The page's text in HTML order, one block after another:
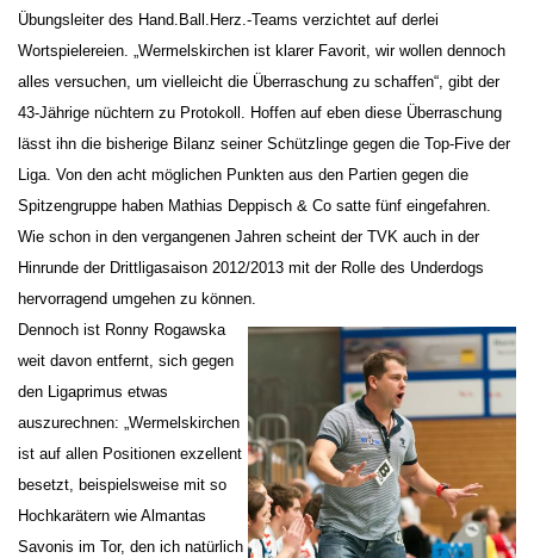
Übungsleiter des Hand.Ball.Herz.-Teams verzichtet auf derlei
Wortspielereien. „Wermelskirchen ist klarer Favorit, wir wollen dennoch
alles versuchen, um vielleicht die Überraschung zu schaffen“, gibt der
43-Jährige nüchtern zu Protokoll. Hoffen auf eben diese Überraschung
lässt ihn die bisherige Bilanz seiner Schützlinge gegen die Top-Five der
Liga. Von den acht möglichen Punkten aus den Partien gegen die
Spitzengruppe haben Mathias Deppisch & Co satte fünf eingefahren.
Wie schon in den vergangenen Jahren scheint der TVK auch in der
Hinrunde der Drittligasaison 2012/2013 mit der Rolle des Underdogs
hervorragend umgehen zu können.
Dennoch ist Ronny Rogawska
weit davon entfernt, sich gegen
den Ligaprimus etwas
auszurechnen: „Wermelskirchen
ist auf allen Positionen exzellent
besetzt, beispielsweise mit so
Hochkarätern wie Almantas
Savonis im Tor, den ich natürlich